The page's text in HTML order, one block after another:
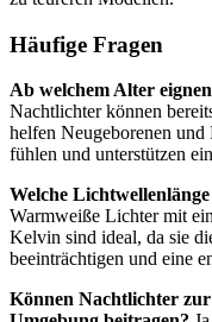
Häufige Fragen
Ab welchem Alter
Nachtlichter können
helfen Neugeborenen
fühlen und unterstützen
Welche
Warmweiße Lichter mit
Kelvin sind ideal, da sie
beeinträchtigen und eine
Können Nachtlichter